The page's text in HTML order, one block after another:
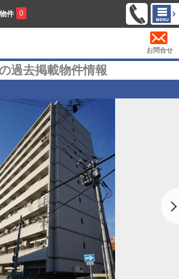
件 0
お問合せ
過去掲載物件情報